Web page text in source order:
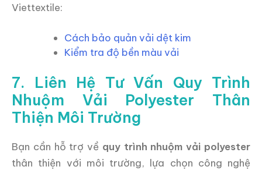
Viettextile:
Cách bảo quản vải dệt kim
Kiểm tra độ bền màu vải
7. Liên Hệ Tư Vấn Quy Trình
Nhuộm Vải Polyester Thân
Thiện Môi Trường
Bạn cần hỗ trợ về quy trình nhuộm vải polyester
thân thiện với môi trường, lựa chọn công nghệ